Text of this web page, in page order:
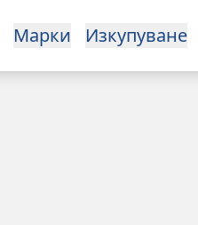
Марки Изкупуване